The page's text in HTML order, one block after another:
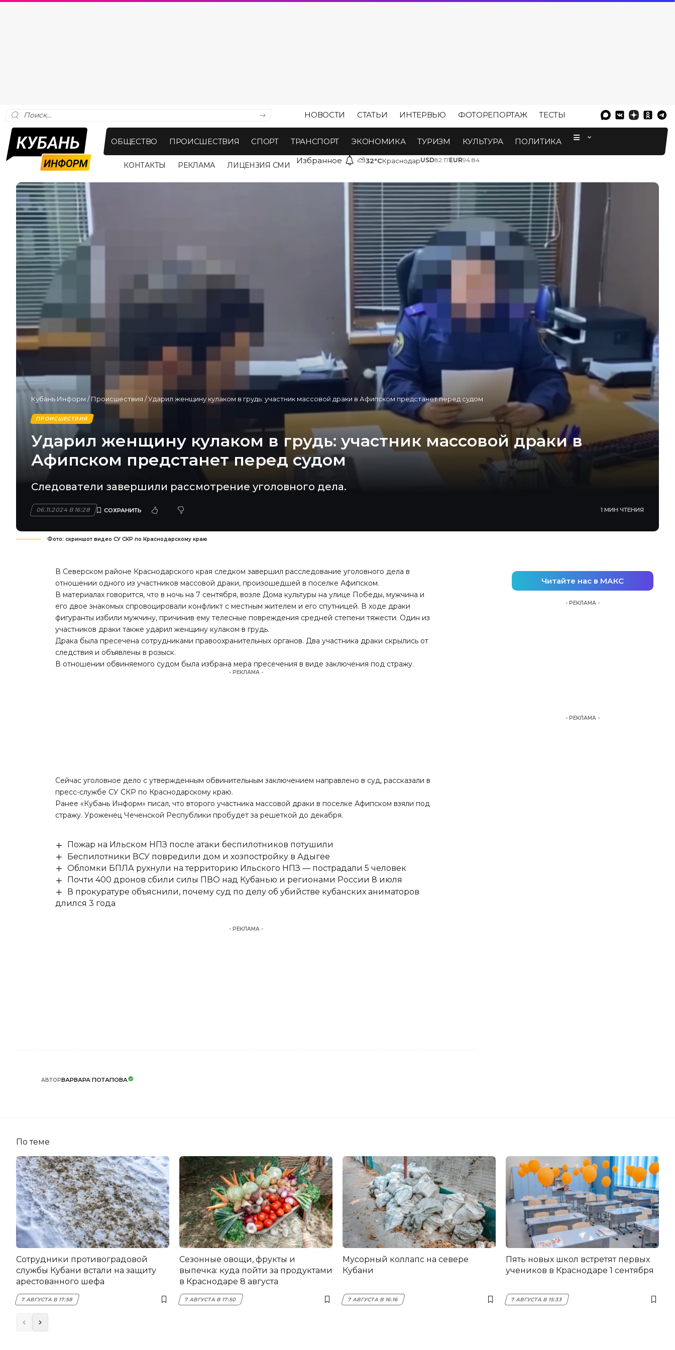
НОВОСТИ СТАТЬИ ИНТЕРВЬЮ ФОТОРЕПОРТАЖ ТЕСТЫ
ОБЩЕСТВО ПРОИСШЕСТВИЯ СПОРТ ТРАНСПОРТ ЭКОНОМИКА ТУРИЗМ КУЛЬТУРА ПОЛИТИКА
КОНТАКТЫ РЕКЛАМА ЛИЦЕНЗИЯ СМИ Избранное ⛅32°CКраснодарUSD82.17EUR94.84
Кубань Информ /Происшествия /Ударил женщину кулаком в грудь: участник массовой драки в Афипском предстанет перед судом
ПРОИСШЕСТВИЯ
Ударил женщину кулаком в грудь: участник массовой драки в
Афипском предстанет перед судом
Следователи завершили рассмотрение уголовного дела.
06.11.2024 В 16:28 1 МИН ЧТЕНИЯ
Фото: скриншот видео СУ СКР по Краснодарскому краю
В Северском районе Краснодарского края следком завершил расследование уголовного дела в
отношении одного из участников массовой драки, произошедшей в поселке Афипском.
В материалах говорится, что в ночь на 7 сентября, возле Дома культуры на улице Победы, мужчина и
его двое знакомых спровоцировали конфликт с местным жителем и его спутницей. В ходе драки
фигуранты избили мужчину, причинив ему телесные повреждения средней степени тяжести. Один из
участников драки также ударил женщину кулаком в грудь.
Драка была пресечена сотрудниками правоохранительных органов. Два участника драки скрылись от
следствия и объявлены в розыск.
В отношении обвиняемого судом была избрана мера пресечения в виде заключения под стражу.
- РЕКЛАМА -
Сейчас уголовное дело с утвержденным обвинительным заключением направлено в суд, рассказали в
пресс-службе СУ СКР по Краснодарскому краю.
Ранее «Кубань Информ» писал, что второго участника массовой драки в поселке Афипском взяли под
стражу. Уроженец Чеченской Республики пробудет за решеткой до декабря.
Пожар на Ильском НПЗ после атаки беспилотников потушили
Беспилотники ВСУ повредили дом и хозпостройку в Адыгее
Обломки БПЛА рухнули на территорию Ильского НПЗ — пострадали 5 человек
Почти 400 дронов сбили силы ПВО над Кубанью и регионами России 8 июля
В прокуратуре объяснили, почему суд по делу об убийстве кубанских аниматоров
длился 3 года
- РЕКЛАМА -
АВТОРВАРВАРА ПОТАПОВА
Читайте нас в МАКС
- РЕКЛАМА -
- РЕКЛАМА -
По теме
Сотрудники противоградовой
службы Кубани встали на защиту
арестованного шефа
7 АВГУСТА В 17:58
Сезонные овощи, фрукты и
выпечка: куда пойти за продуктами
в Краснодаре 8 августа
7 АВГУСТА В 17:50
Мусорный коллапс на севере
Кубани
7 АВГУСТА В 16:16
Пять новых школ встретят первых
учеников в Краснодаре 1 сентября
7 АВГУСТА В 15:33